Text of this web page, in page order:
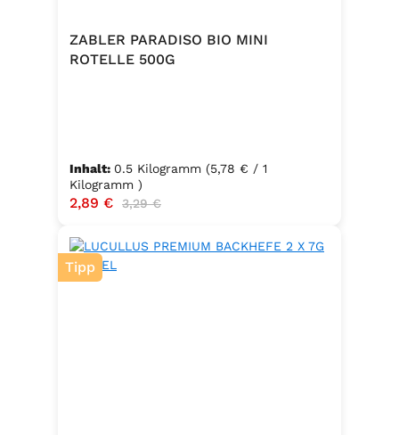
ZABLER PARADISO BIO MINI
ROTELLE 500G
Inhalt: 0.5 Kilogramm (5,78 € / 1
Kilogramm )
Verkaufspreis:
2,89 € Regulärer Preis:
3,29 €
Tipp